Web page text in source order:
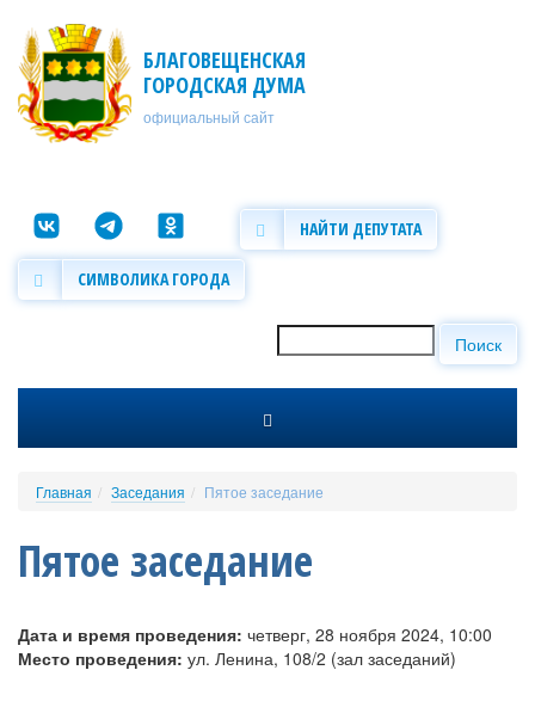
БЛАГОВЕЩЕНСКАЯ
ГОРОДСКАЯ ДУМА
официальный сайт
НАЙТИ ДЕПУТАТА
СИМВОЛИКА ГОРОДА
Форма поиска
Поиск
Главная Заседания Пятое заседание
Пятое заседание
Дата и время проведения: четверг, 28 ноября 2024, 10:00
Место проведения: ул. Ленина, 108/2 (зал заседаний)